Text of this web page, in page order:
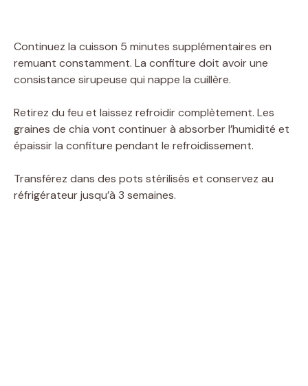
Continuez la cuisson 5 minutes supplémentaires en
remuant constamment. La confiture doit avoir une
consistance sirupeuse qui nappe la cuillère.
Retirez du feu et laissez refroidir complètement. Les
graines de chia vont continuer à absorber l’humidité et
épaissir la confiture pendant le refroidissement.
Transférez dans des pots stérilisés et conservez au
réfrigérateur jusqu’à 3 semaines.